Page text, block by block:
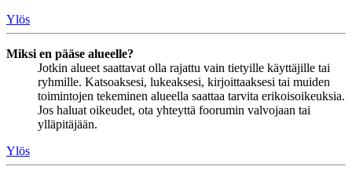
Ylös
Miksi en pääse alueelle?
Jotkin alueet saattavat olla rajattu vain tietyille käyttäjille tai
ryhmille. Katsoaksesi, lukeaksesi, kirjoittaaksesi tai muiden
toimintojen tekeminen alueella saattaa tarvita erikoisoikeuksia.
Jos haluat oikeudet, ota yhteyttä foorumin valvojaan tai
ylläpitäjään.
Ylös